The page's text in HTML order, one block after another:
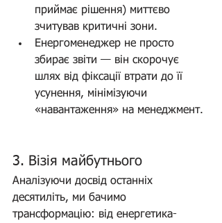
приймає рішення) миттєво
зчитував критичні зони.
Енергоменеджер не просто
збирає звіти — він скорочує
шлях від фіксації втрати до її
усунення, мінімізуючи
«навантаження» на менеджмент.
3. Візія майбутнього
Аналізуючи досвід останніх
десятиліть, ми бачимо
трансформацію: від енергетика-